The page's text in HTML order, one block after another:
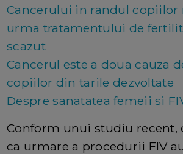
Cancerului in randul copiilor
urma tratamentului de
scazut
Cancerul este a doua cauza
copiilor din tarile dezvoltate
Despre sanatatea femeii si
Conform unui studiu recent,
ca urmare a procedurii FIV